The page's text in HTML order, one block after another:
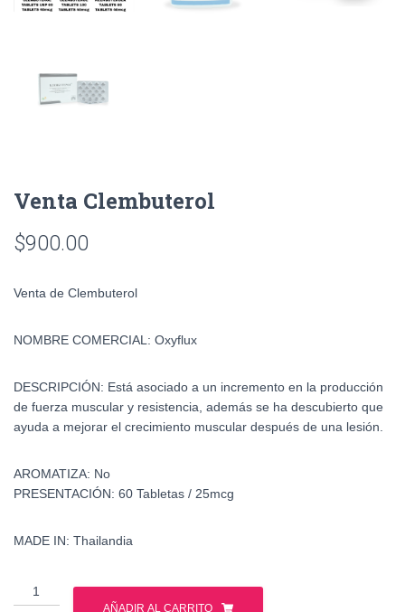
Venta Clembuterol
$900.00
Venta de Clembuterol
NOMBRE COMERCIAL: Oxyflux
DESCRIPCIÓN: Está asociado a un incremento en la producción
de fuerza muscular y resistencia, además se ha descubierto que
ayuda a mejorar el crecimiento muscular después de una lesión.
AROMATIZA: No
PRESENTACIÓN: 60 Tabletas / 25mcg
MADE IN: Thailandia
Venta
Clembuterol
AÑADIR AL CARRITO